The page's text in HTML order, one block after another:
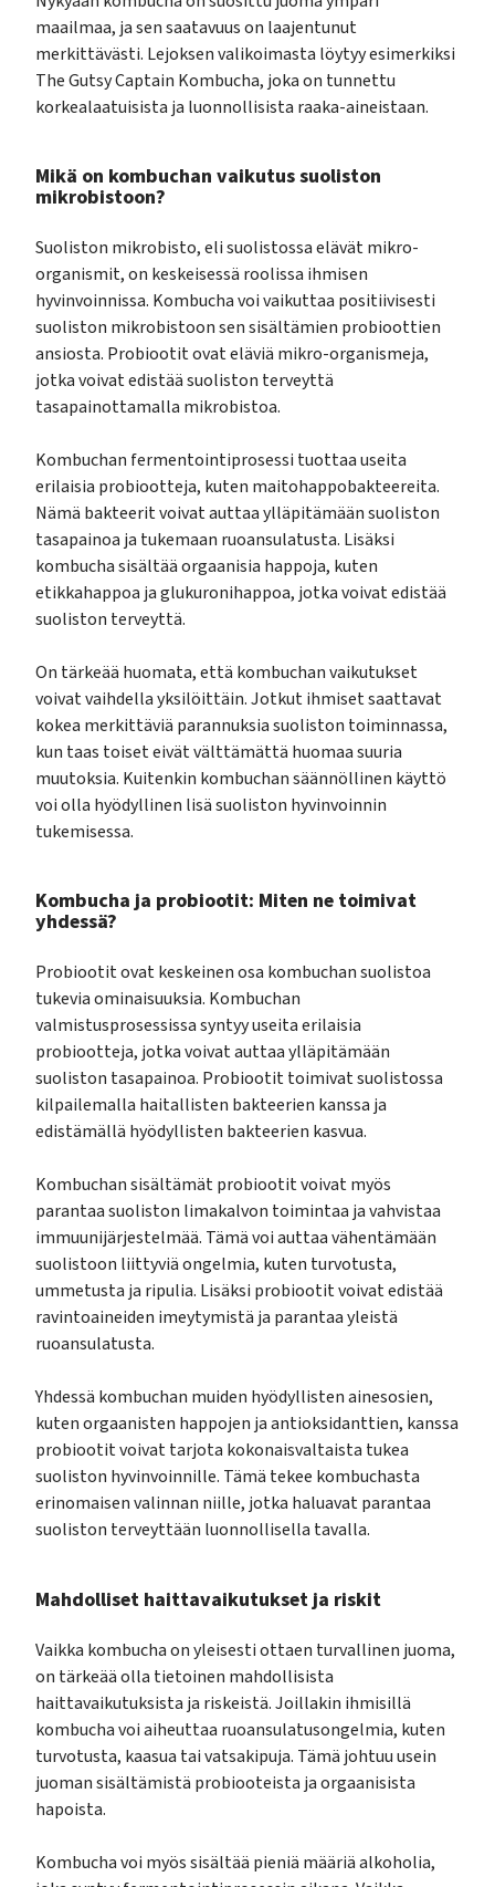
maailmaa, ja sen saatavuus on laajentunut
merkittävästi. Lejoksen valikoimasta löytyy esimerkiksi
The Gutsy Captain Kombucha, joka on tunnettu
korkealaatuisista ja luonnollisista raaka-aineistaan.
Mikä on kombuchan vaikutus suoliston
mikrobistoon?
Suoliston mikrobisto, eli suolistossa elävät mikro-
organismit, on keskeisessä roolissa ihmisen
hyvinvoinnissa. Kombucha voi vaikuttaa positiivisesti
suoliston mikrobistoon sen sisältämien probioottien
ansiosta. Probiootit ovat eläviä mikro-organismeja,
jotka voivat edistää suoliston terveyttä
tasapainottamalla mikrobistoa.
Kombuchan fermentointiprosessi tuottaa useita
erilaisia probiootteja, kuten maitohappobakteereita.
Nämä bakteerit voivat auttaa ylläpitämään suoliston
tasapainoa ja tukemaan ruoansulatusta. Lisäksi
kombucha sisältää orgaanisia happoja, kuten
etikkahappoa ja glukuronihappoa, jotka voivat edistää
suoliston terveyttä.
On tärkeää huomata, että kombuchan vaikutukset
voivat vaihdella yksilöittäin. Jotkut ihmiset saattavat
kokea merkittäviä parannuksia suoliston toiminnassa,
kun taas toiset eivät välttämättä huomaa suuria
muutoksia. Kuitenkin kombuchan säännöllinen käyttö
voi olla hyödyllinen lisä suoliston hyvinvoinnin
tukemisessa.
Kombucha ja probiootit: Miten ne toimivat
yhdessä?
Probiootit ovat keskeinen osa kombuchan suolistoa
tukevia ominaisuuksia. Kombuchan
valmistusprosessissa syntyy useita erilaisia
probiootteja, jotka voivat auttaa ylläpitämään
suoliston tasapainoa. Probiootit toimivat suolistossa
kilpailemalla haitallisten bakteerien kanssa ja
edistämällä hyödyllisten bakteerien kasvua.
Kombuchan sisältämät probiootit voivat myös
parantaa suoliston limakalvon toimintaa ja vahvistaa
immuunijärjestelmää. Tämä voi auttaa vähentämään
suolistoon liittyviä ongelmia, kuten turvotusta,
ummetusta ja ripulia. Lisäksi probiootit voivat edistää
ravintoaineiden imeytymistä ja parantaa yleistä
ruoansulatusta.
Yhdessä kombuchan muiden hyödyllisten ainesosien,
kuten orgaanisten happojen ja antioksidanttien, kanssa
probiootit voivat tarjota kokonaisvaltaista tukea
suoliston hyvinvoinnille. Tämä tekee kombuchasta
erinomaisen valinnan niille, jotka haluavat parantaa
suoliston terveyttään luonnollisella tavalla.
Mahdolliset haittavaikutukset ja riskit
Vaikka kombucha on yleisesti ottaen turvallinen juoma,
on tärkeää olla tietoinen mahdollisista
haittavaikutuksista ja riskeistä. Joillakin ihmisillä
kombucha voi aiheuttaa ruoansulatusongelmia, kuten
turvotusta, kaasua tai vatsakipuja. Tämä johtuu usein
juoman sisältämistä probiooteista ja orgaanisista
hapoista.
Kombucha voi myös sisältää pieniä määriä alkoholia,